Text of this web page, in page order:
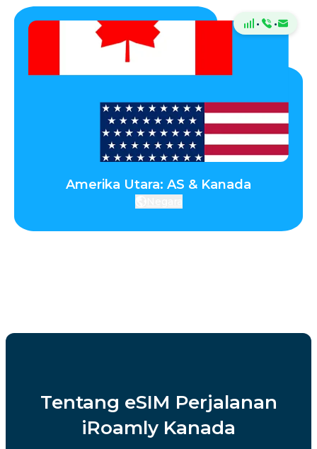
· ·
Amerika Utara: AS & Kanada
Tentang eSIM Perjalanan
iRoamly Kanada